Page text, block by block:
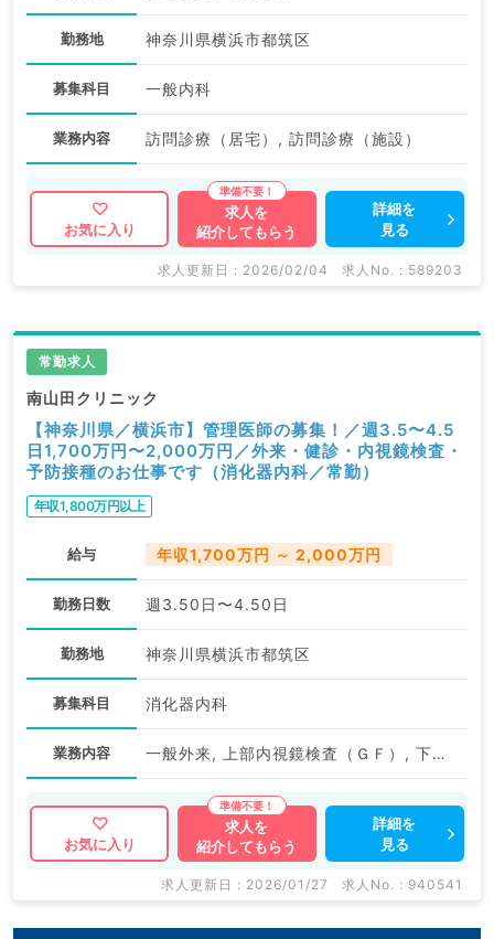
勤務地 神奈川県横浜市都筑区
募集科目 一般内科
業務内容 訪問診療（居宅）, 訪問診療（施設）
お気に入り
求人を
紹介してもらう
詳細を
見る
求人更新日 : 2026/02/04 求人No. : 589203
常勤求人
南山田クリニック
【神奈川県／横浜市】管理医師の募集！／週3.5〜4.5
日1,700万円〜2,000万円／外来・健診・内視鏡検査・
予防接種のお仕事です（消化器内科／常勤）
年収1,800万円以上
給与 年収1,700万円 ～ 2,000万円
勤務日数 週3.50日〜4.50日
勤務地 神奈川県横浜市都筑区
募集科目 消化器内科
業務内容 一般外来, 上部内視鏡検査（ＧＦ）, 下部内視鏡検査（ＣＦ）, 一般健診・人間ドック, 予防接種
お気に入り
求人を
紹介してもらう
詳細を
見る
求人更新日 : 2026/01/27 求人No. : 940541